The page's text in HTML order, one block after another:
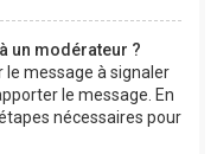
un modérateur ?
le message à signaler
le message. En
nécessaires pour